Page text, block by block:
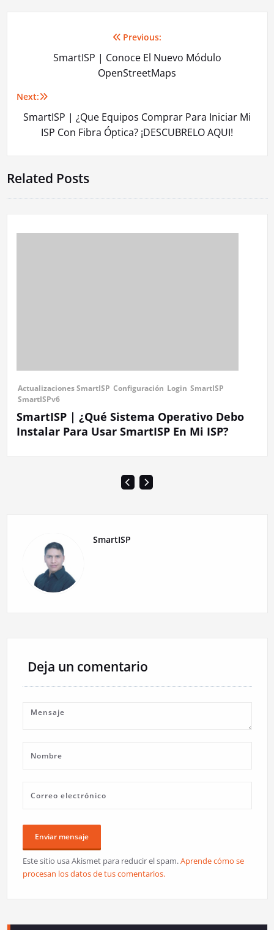
entradas
Previous:
SmartISP | Conoce El Nuevo Módulo
OpenStreetMaps
Next:
SmartISP | ¿Que Equipos Comprar Para Iniciar Mi
ISP Con Fibra Óptica? ¡DESCUBRELO AQUI!
Related Posts
Actualizaciones SmartISP Configuración Login SmartISP
SmartISPv6
SmartISP | ¿Qué Sistema Operativo Debo
Instalar Para Usar SmartISP En Mi ISP?
SmartISP
Deja un comentario
Este sitio usa Akismet para reducir el spam.Aprende cómo se
procesan los datos de tus comentarios.